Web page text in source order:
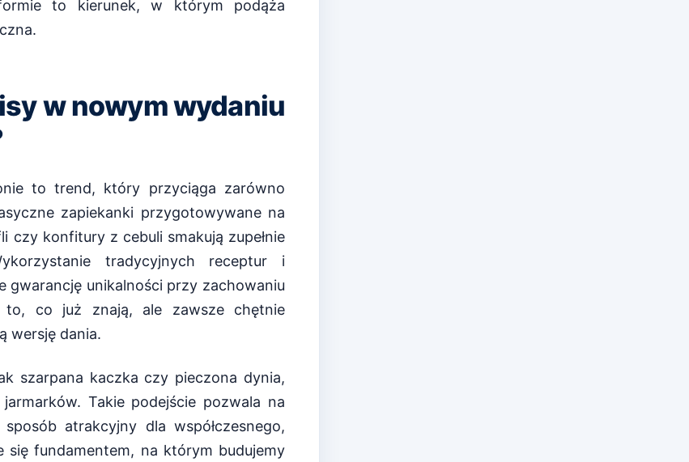
to kierunek, w którym podąża
w nowym wydaniu
to trend, który przyciąga zarówno
zapiekanki przygotowywane na
czy konfitury z cebuli smakują zupełnie
tradycyjnych receptur i
gwarancję unikalności przy zachowaniu
to, co już znają, ale zawsze chętnie
wersję dania.
szarpana kaczka czy pieczona dynia,
Takie podejście pozwala na
atrakcyjny dla współczesnego,
się fundamentem, na którym budujemy